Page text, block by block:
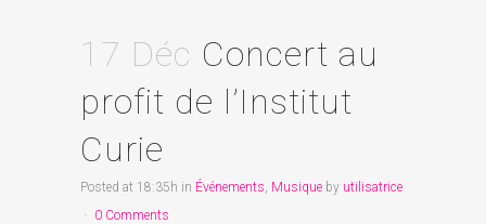
17 Déc Concert au
profit de l’Institut
Curie
Posted at 18:35h in Événements, Musique by utilisatrice
0 Comments